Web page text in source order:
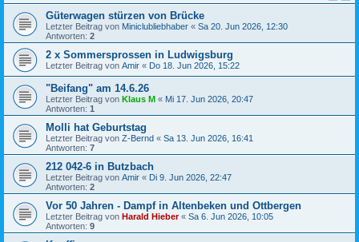
Güterwagen stürzen von Brücke
Letzter Beitrag von Miniclubliebhaber « Sa 20. Jun 2026, 12:30
Antworten: 2
2 x Sommersprossen in Ludwigsburg
Letzter Beitrag von Amir « Do 18. Jun 2026, 15:22
"Beifang" am 14.6.26
Letzter Beitrag von Klaus M « Mi 17. Jun 2026, 20:47
Antworten: 1
Molli hat Geburtstag
Letzter Beitrag von Z-Bernd « Sa 13. Jun 2026, 16:41
Antworten: 7
212 042-6 in Butzbach
Letzter Beitrag von Amir « Di 9. Jun 2026, 22:47
Antworten: 2
Vor 50 Jahren - Dampf in Altenbeken und Ottbergen
Letzter Beitrag von Harald Hieber« Sa 6. Jun 2026, 10:05
Antworten: 9